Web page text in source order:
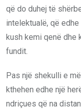
që do duhej të
intelektualë, që
kush kemi qenë dhe
fundit.
Pas një shekulli e
kthehen edhe një
ndriçues që na